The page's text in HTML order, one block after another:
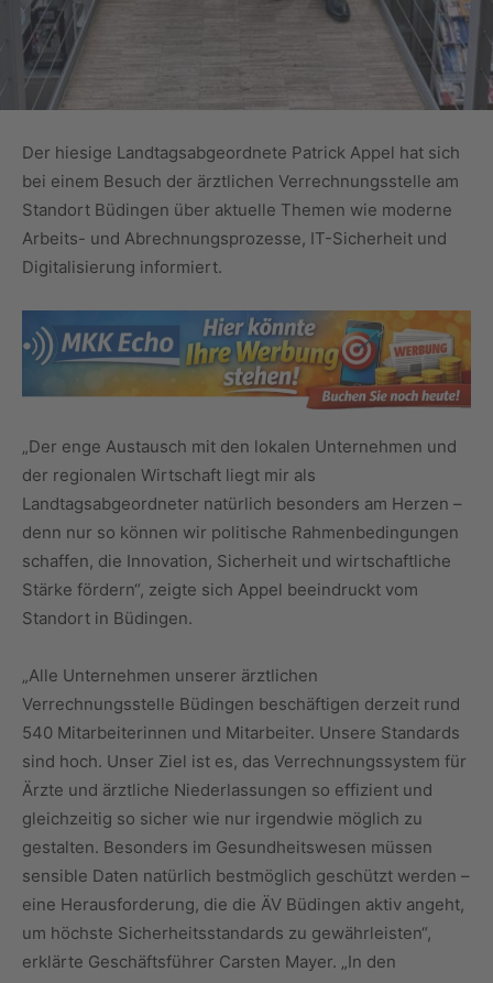
Der hiesige Landtagsabgeordnete Patrick Appel hat sich
bei einem Besuch der ärztlichen Verrechnungsstelle am
Standort Büdingen über aktuelle Themen wie moderne
Arbeits- und Abrechnungsprozesse, IT-Sicherheit und
Digitalisierung informiert.
„Der enge Austausch mit den lokalen Unternehmen und
der regionalen Wirtschaft liegt mir als
Landtagsabgeordneter natürlich besonders am Herzen –
denn nur so können wir politische Rahmenbedingungen
schaffen, die Innovation, Sicherheit und wirtschaftliche
Stärke fördern“, zeigte sich Appel beeindruckt vom
Standort in Büdingen.
„Alle Unternehmen unserer ärztlichen
Verrechnungsstelle Büdingen beschäftigen derzeit rund
540 Mitarbeiterinnen und Mitarbeiter. Unsere Standards
sind hoch. Unser Ziel ist es, das Verrechnungssystem für
Ärzte und ärztliche Niederlassungen so effizient und
gleichzeitig so sicher wie nur irgendwie möglich zu
gestalten. Besonders im Gesundheitswesen müssen
sensible Daten natürlich bestmöglich geschützt werden –
eine Herausforderung, die die ÄV Büdingen aktiv angeht,
um höchste Sicherheitsstandards zu gewährleisten“,
erklärte Geschäftsführer Carsten Mayer. „In den